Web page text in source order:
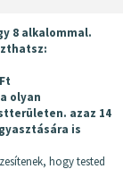
8 alkalommal.
olyan
azaz 14
is
hogy tested